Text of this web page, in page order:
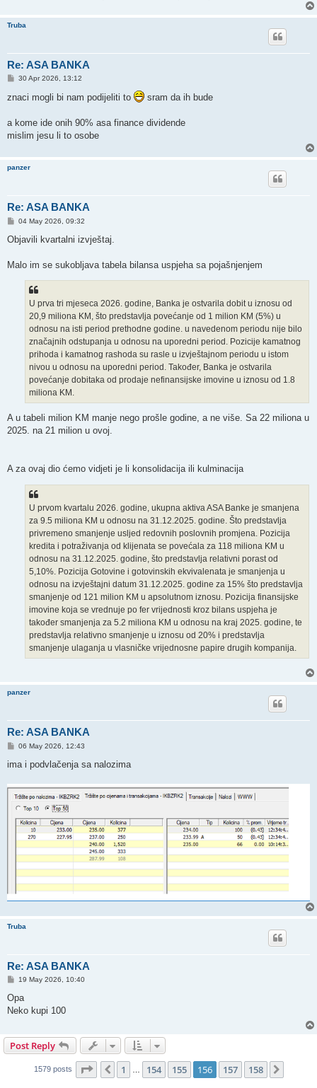
Truba
Re: ASA BANKA
P
s
t
30 Apr 2026, 13:12
znaci mogli bi nam podijeliti to sram da ih bude
a kome ide onih 90% asa finance dividende
mislim jesu li to osobe
panzer
Re: ASA BANKA
P
s
04 May 2026, 09:32
Objavili kvartalni izvještaj.
Malo im se sukobljava tabela bilansa uspjeha sa pojašnjenjem
U prva tri mjeseca 2026. godine, Banka je ostvarila dobit u iznosu od
20,9 miliona KM, što predstavlja povećanje od 1 milion KM (5%) u
odnosu na isti period prethodne godine. u navedenom periodu nije bilo
značajnih odstupanja u odnosu na uporedni period. Pozicije kamatnog
prihoda i kamatnog rashoda su rasle u izvještajnom periodu u istom
nivou u odnosu na uporedni period. Također, Banka je ostvarila
povećanje dobitaka od prodaje nefinansijske imovine u iznosu od 1.8
miliona KM.
A u tabeli milion KM manje nego prošle godine, a ne više. Sa 22 miliona u
2025. na 21 milion u ovoj.
A za ovaj dio ćemo vidjeti je li konsolidacija ili kulminacija
U prvom kvartalu 2026. godine, ukupna aktiva ASA Banke je smanjena
za 9.5 miliona KM u odnosu na 31.12.2025. godine. Što predstavlja
privremeno smanjenje usljed redovnih poslovnih promjena. Pozicija
kredita i potraživanja od klijenata se povećala za 118 miliona KM u
odnosu na 31.12.2025. godine, što predstavlja relativni porast od
5,10%. Pozicija Gotovine i gotovinskih ekvivalenata je smanjenja u
odnosu na izvještajni datum 31.12.2025. godine za 15% što predstavlja
smanjenje od 121 milion KM u apsolutnom iznosu. Pozicija finansijske
imovine koja se vrednuje po fer vrijednosti kroz bilans uspjeha je
također smanjenja za 5.2 miliona KM u odnosu na kraj 2025. godine, te
predstavlja relativno smanjenje u iznosu od 20% i predstavlja
smanjenje ulaganja u vlasničke vrijednosne papire drugih kompanija.
panzer
Re: ASA BANKA
P
s
06 May 2026, 12:43
ima i podvlačenja sa nalozima
Truba
Re: ASA BANKA
P
s
t
19 May 2026, 10:40
Opa
Neko kupi 100
Post Reply
1579 posts Page 156 of 158
Previous
1 154 155 156 157 158